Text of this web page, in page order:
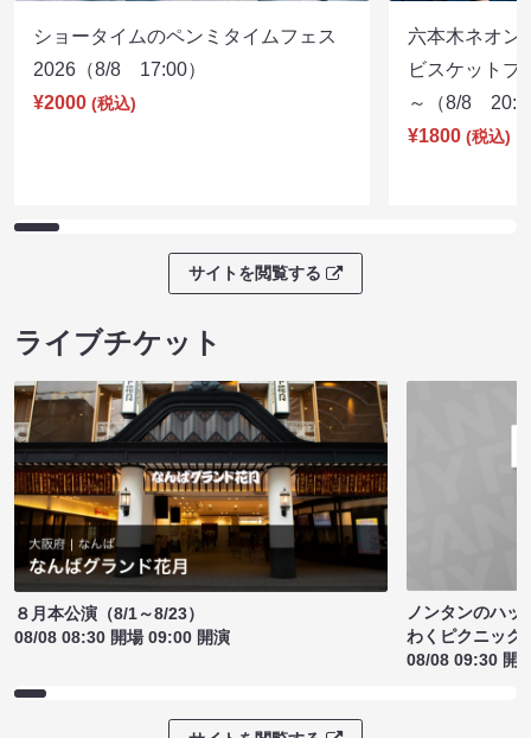
ショータイムのペンミタイムフェス
2026（8/8 17:00）
¥2000 (税込)
六本木ネオン
ビスケットブ
～（8/8
¥1800 (税込)
サイトを閲覧する
ライブチケット
８月本公演（8/1～8/23）
08/08 08:30 開場 09:00 開演
ノンタンのハッ
わくピクニック
08/08 09:30 開